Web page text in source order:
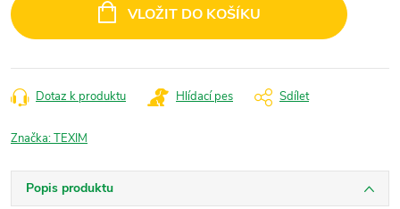
cena:
VLOŽIT DO KOŠÍKU
Dotaz k produktu Hlídací pes Sdílet
Značka:TEXIM
Popis produktu